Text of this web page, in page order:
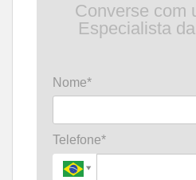
Converse com
Especialista
Nome*
Telefone*